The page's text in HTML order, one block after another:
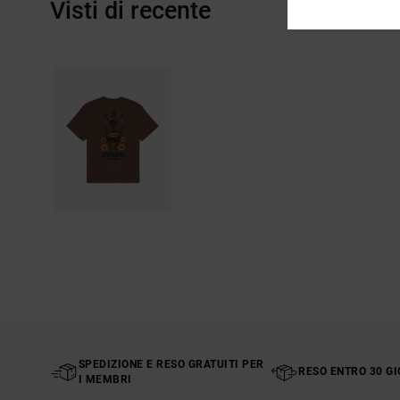
Visti di recente
SPEDIZIONE E RESO GRATUITI PER
I MEMBRI
RESO ENTRO 30